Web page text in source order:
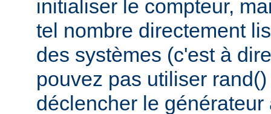
initialiser le compteur,
tel nombre directement
des systèmes (c'est à
pouvez pas utiliser
déclencher le